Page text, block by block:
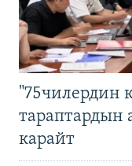
"75чилердин
тараптардын
карайт